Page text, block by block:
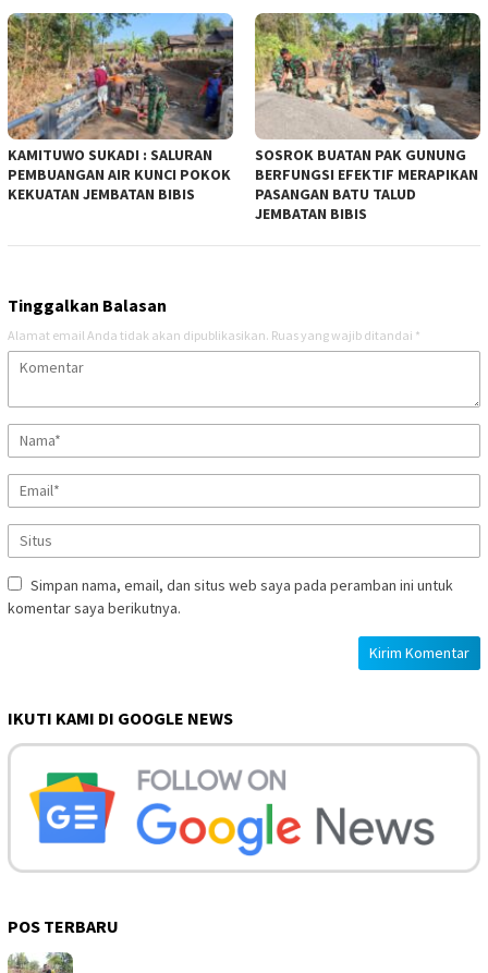
KAMITUWO SUKADI : SALURAN
PEMBUANGAN AIR KUNCI POKOK
KEKUATAN JEMBATAN BIBIS
SOSROK BUATAN PAK GUNUNG
BERFUNGSI EFEKTIF MERAPIKAN
PASANGAN BATU TALUD
JEMBATAN BIBIS
Tinggalkan Balasan
Alamat email Anda tidak akan dipublikasikan. Ruas yang wajib ditandai *
Simpan nama, email, dan situs web saya pada peramban ini untuk
komentar saya berikutnya.
IKUTI KAMI DI GOOGLE NEWS
POS TERBARU